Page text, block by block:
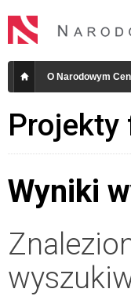
O Narodowym
Projekty
Wyniki